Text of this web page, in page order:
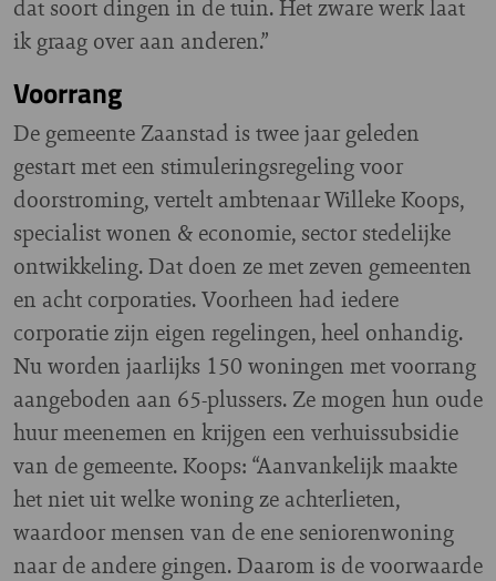
dat soort dingen in de tuin. Het zware werk laat
ik graag over aan anderen.”
Voorrang
De gemeente Zaanstad is twee jaar geleden
gestart met een stimuleringsregeling voor
doorstroming, vertelt ambtenaar Willeke Koops,
specialist wonen & economie, sector stedelijke
ontwikkeling. Dat doen ze met zeven gemeenten
en acht corporaties. Voorheen had iedere
corporatie zijn eigen regelingen, heel onhandig.
Nu worden jaarlijks 150 woningen met voorrang
aangeboden aan 65-plussers. Ze mogen hun oude
huur meenemen en krijgen een verhuissubsidie
van de gemeente. Koops: “Aanvankelijk maakte
het niet uit welke woning ze achterlieten,
waardoor mensen van de ene seniorenwoning
naar de andere gingen. Daarom is de voorwaarde